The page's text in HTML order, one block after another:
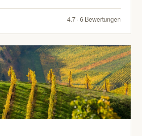
4.7 · 6 Bewertungen